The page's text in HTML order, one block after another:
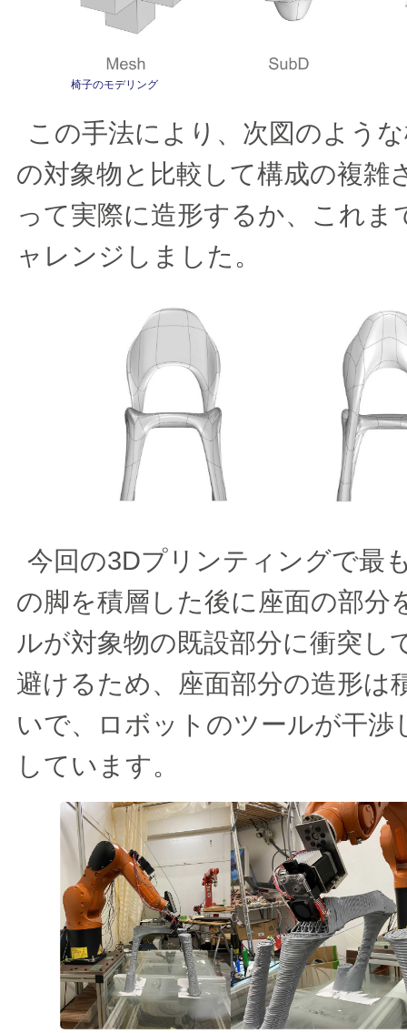
椅子のモデリング
この手法により、次図のよう
の対象物と比較して構成の複
って実際に造形するか、これ
ャレンジしました。
今回の3Dプリンティングで最
の脚を積層した後に座面の部
ルが対象物の既設部分に衝突
避けるため、座面部分の造形は
いで、ロボットのツールが干
しています。